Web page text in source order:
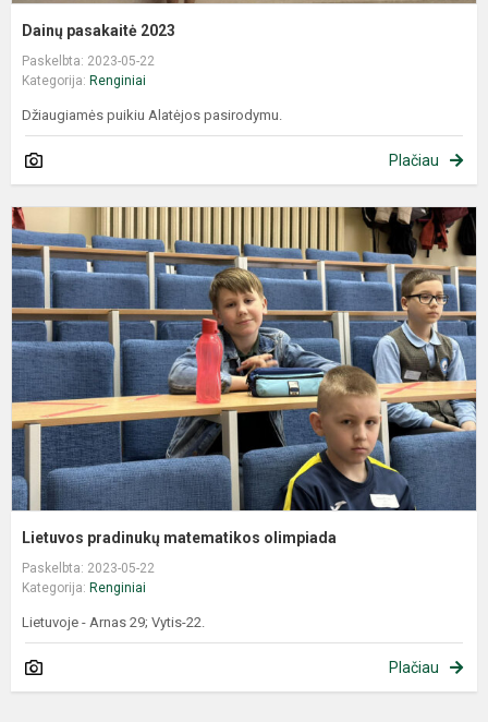
Dainų pasakaitė 2023
Paskelbta: 2023-05-22
Kategorija: Renginiai
Džiaugiamės puikiu Alatėjos pasirodymu.
Plačiau
Lietuvos pradinukų matematikos olimpiada
Paskelbta: 2023-05-22
Kategorija: Renginiai
Lietuvoje - Arnas 29; Vytis-22.
Plačiau